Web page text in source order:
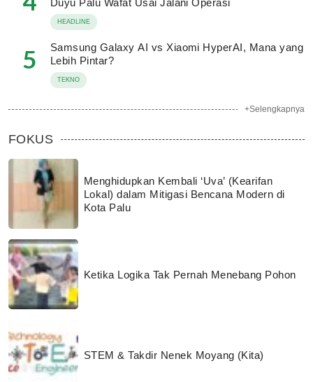
Duyu Palu Wafat Usai Jalani Operasi
HEADLINE
5
Samsung Galaxy AI vs Xiaomi HyperAI, Mana yang
Lebih Pintar?
TEKNO
+Selengkapnya
FOKUS
Menghidupkan Kembali ‘Uva’ (Kearifan
Lokal) dalam Mitigasi Bencana Modern di
Kota Palu
Ketika Logika Tak Pernah Menebang Pohon
STEM & Takdir Nenek Moyang (Kita)